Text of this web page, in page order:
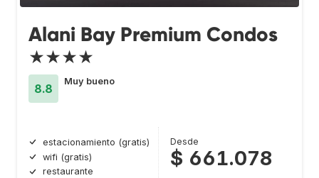
Alani Bay Premium Condos
★★★★
8.8
Muy bueno
estacionamiento (gratis)
wifi (gratis)
restaurante
Desde
$ 661.078